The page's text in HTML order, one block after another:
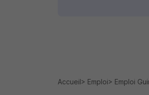
Accueil Emploi Emploi